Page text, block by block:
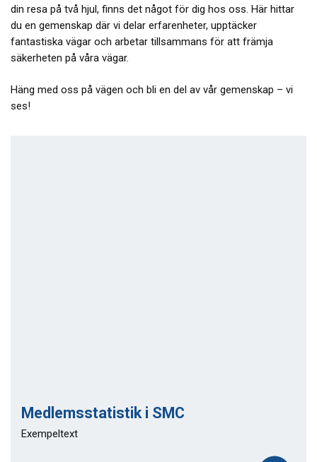
din resa på två hjul, finns det något för dig hos oss. Här hittar
du en gemenskap där vi delar erfarenheter, upptäcker
fantastiska vägar och arbetar tillsammans för att främja
säkerheten på våra vägar.
Häng med oss på vägen och bli en del av vår gemenskap – vi
ses!
Medlemsstatistik i SMC
Exempeltext